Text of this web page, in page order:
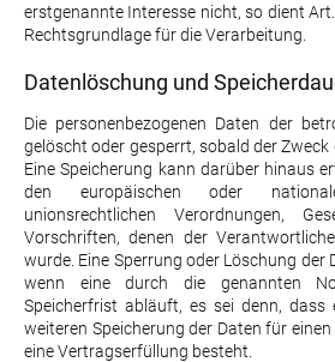
erstgenannte Interesse nicht, so dient
Rechtsgrundlage für die Verarbeitung.
Datenlöschung und
Die personenbezogenen Daten der
gelöscht oder gesperrt, sobald der Zweck
Eine Speicherung kann darüber hinaus
den europäischen oder
unionsrechtlichen Verordnungen,
Vorschriften, denen der
wurde. Eine Sperrung oder Löschung der
wenn eine durch die genannten
Speicherfrist abläuft, es sei denn, dass
weiteren Speicherung der Daten für
eine Vertragserfüllung besteht.